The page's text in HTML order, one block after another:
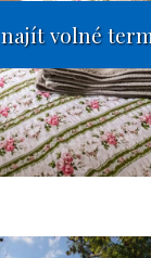
najít volné